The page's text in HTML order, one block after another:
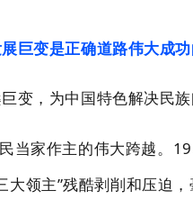
巨变是正确道路伟大成
变，为中国特色解决民
当家作主的伟大跨越。
大领主”残酷剥削和压迫